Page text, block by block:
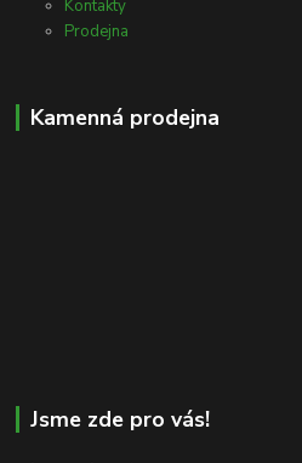
Kontakty
Prodejna
Kamenná prodejna
Jsme zde pro vás!